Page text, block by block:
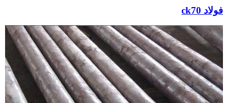
فولاد ck70